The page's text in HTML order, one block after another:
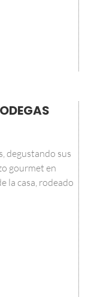
degustando sus
gourmet en
la casa, rodeado